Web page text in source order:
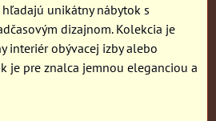
unikátny nábytok s
dizajnom. Kolekcia je
interiér obývacej izby alebo
je pre znalca jemnou eleganciou a